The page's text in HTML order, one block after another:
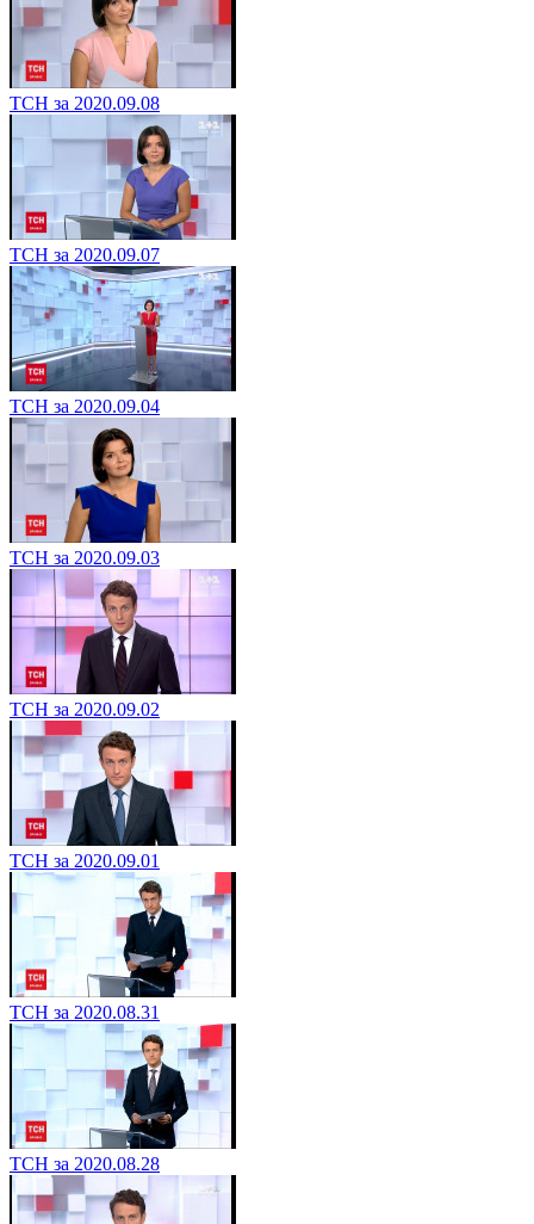
ТСН за 2020.09.08
ТСН за 2020.09.07
ТСН за 2020.09.04
ТСН за 2020.09.03
ТСН за 2020.09.02
ТСН за 2020.09.01
ТСН за 2020.08.31
ТСН за 2020.08.28